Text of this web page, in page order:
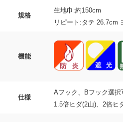
規格
生地巾:約150cm
リピート:タテ 26.7cm
機能
仕様
Aフック、Bフック選択
1.5倍ヒダ(2山)、2倍ヒ